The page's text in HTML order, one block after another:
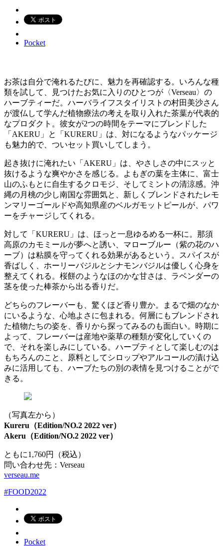
Pocket
お茶は自分で淹れるたびに、魅力を再確認する。いろんな種
類を試して、見つけたお気に入りのひとつが〈Verseau〉の
ハーブティーだ。ハーバライフスタイリストの村田美沙さん
が渡仏して学んだ植物療法の考えを取り入れた茶葉が代表的
なプロダクト。彼女が2つの時間をテーマにブレンドした
「AKERU」と「KURERU」は、対になるようなパッケージ
も魅力的で、ついセット買いしてしまう。
起き抜けに淹れたい「AKERU」は、やさしさの中にスッと
抜けるような爽やかさを感じる。よもぎの葉を主体に、富士
山のふもとに自生するクロモジ、そしてミントの清涼感。沖
縄の月桃の少し南国な雰囲気と、新しくブレンドされたレモ
ンマリーゴールドや高知県産のベルガモットピールが、パワ
ーをチャージしてくれる。
対して「KURERU」は、ほっと一息ゆるめる一杯に。那須
高原のカモミールが夢へと誘い、マローブルー（紫の花のハ
ーブ）は粘膜を守ってくれる効果があるという。スパイスが
香ばしく、ホーリーバジルとシナモンバジルは優しく心身を
整えてくれる。桜餅のようなほのかな甘さは、ラベンダーの
茎を使った棒茶から出る香りだ。
どちらのフレーバーも、驚くほど香り豊か。まるで畑のなか
にいるような、心地よさに包まれる。何層にもブレンドされ
た植物たちの姿を、香りから探ってみるのも面白い。時期に
よって、フレーバーは産地や薬草の種類が変化していくの
で、それを楽しみにしている。ハーブティとして楽しむのは
もちろんのこと、原料としてシロップやアルコールの漬け込
みに活用しても、ハーブたちの別の表情を見つけることがで
きる。
（写真左から）
Kureru（Edition/NO.2 2022 ver）
Akeru（Edition/NO.2 2022 ver）
ともに1,760円（税込）
問い合わせ先：Verseau
verseau.me
#FOOD2022
Pocket